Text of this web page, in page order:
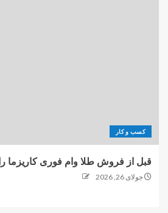
کسب و کار
قبل از فروش طلا وام فوری کاریزما
جولای 26, 2026